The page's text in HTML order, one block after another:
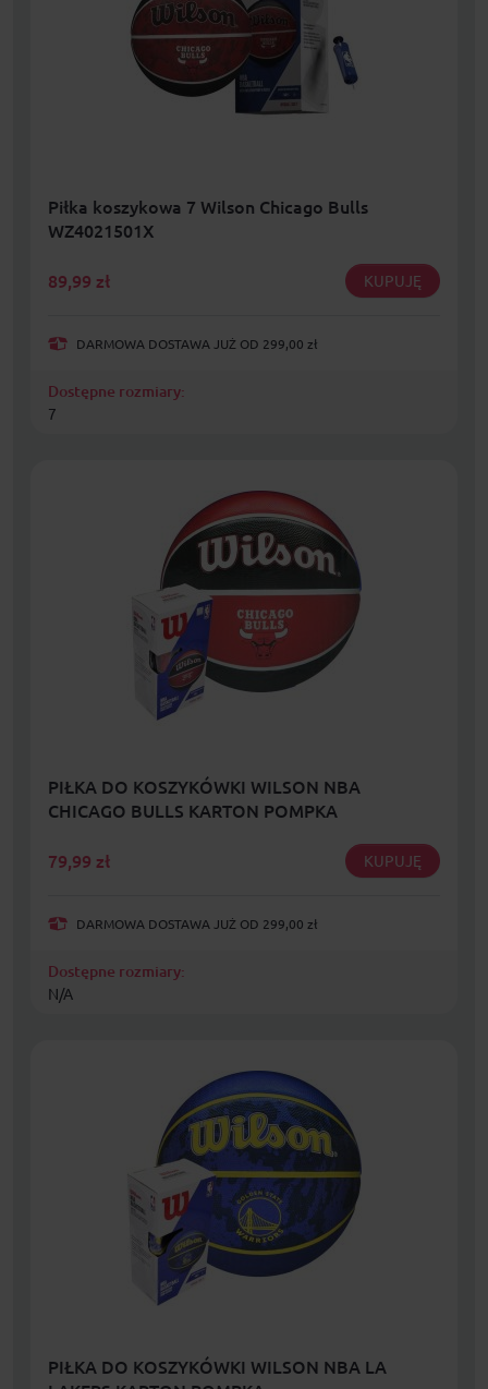
Piłka koszykowa 7 Wilson Chicago Bulls
WZ4021501X
89,99 zł KUPUJĘ
DARMOWA DOSTAWA JUŻ OD 299,00 zł
Dostępne rozmiary:
7
PIŁKA DO KOSZYKÓWKI WILSON NBA
CHICAGO BULLS KARTON POMPKA
79,99 zł KUPUJĘ
DARMOWA DOSTAWA JUŻ OD 299,00 zł
Dostępne rozmiary:
N/A
PIŁKA DO KOSZYKÓWKI WILSON NBA LA